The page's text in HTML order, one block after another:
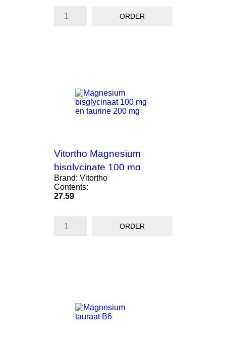
ORDER
Vitortho Magnesium
bisglycinate 100 mg
taurine...
Brand: Vitortho
Contents:
Price
27.59
ORDER